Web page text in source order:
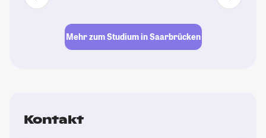
Mehr zum Studium in Saarbrücken
Kontakt